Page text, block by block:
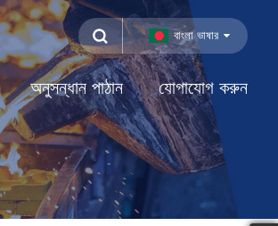
বাংলা ভাষার
অনুসন্ধান পাঠান যোগাযোগ করুন